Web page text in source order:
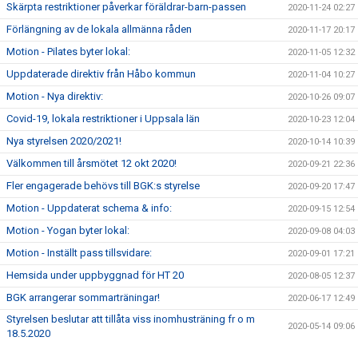
Skärpta restriktioner påverkar föräldrar-barn-passen 2020-11-24 02:27
Förlängning av de lokala allmänna råden 2020-11-17 20:17
Motion - Pilates byter lokal: 2020-11-05 12:32
Uppdaterade direktiv från Håbo kommun 2020-11-04 10:27
Motion - Nya direktiv: 2020-10-26 09:07
Covid-19, lokala restriktioner i Uppsala län 2020-10-23 12:04
Nya styrelsen 2020/2021! 2020-10-14 10:39
Välkommen till årsmötet 12 okt 2020! 2020-09-21 22:36
Fler engagerade behövs till BGK:s styrelse 2020-09-20 17:47
Motion - Uppdaterat schema & info: 2020-09-15 12:54
Motion - Yogan byter lokal: 2020-09-08 04:03
Motion - Inställt pass tillsvidare: 2020-09-01 17:21
Hemsida under uppbyggnad för HT 20 2020-08-05 12:37
BGK arrangerar sommarträningar! 2020-06-17 12:49
Styrelsen beslutar att tillåta viss inomhusträning fr o m
18.5.2020
2020-05-14 09:06